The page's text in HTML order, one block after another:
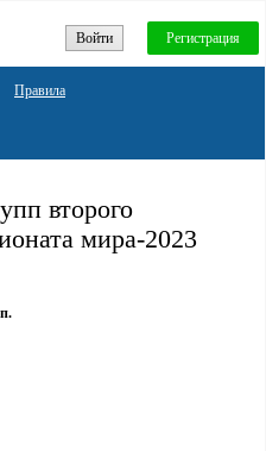
Войти Регистрация
Правила
второго
мира-2023